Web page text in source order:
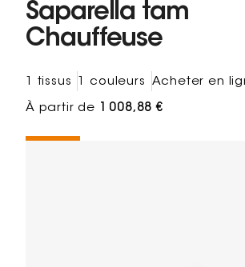
Saparella tam
Chauffeuse
1 tissus 1 couleurs Acheter en
À partir de 1 008,88 €